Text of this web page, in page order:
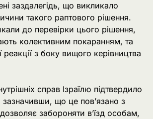
заздалегідь, що викликало
такого раптового рішення.
до перевірки цього рішення,
колективним покаранням, та
реакції з боку вищого керівництва
справ Ізраїлю підтвердило
зазначивши, що це пов’язано з
забороняти в’їзд особам,